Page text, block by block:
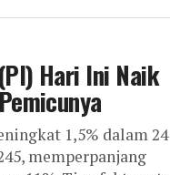
Hari Ini Naik
1,5% dalam 24
memperpanjang